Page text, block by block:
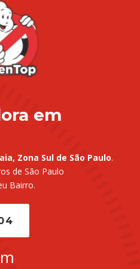
em
Zona Sul de São Paulo.
de São Paulo
Bairro.